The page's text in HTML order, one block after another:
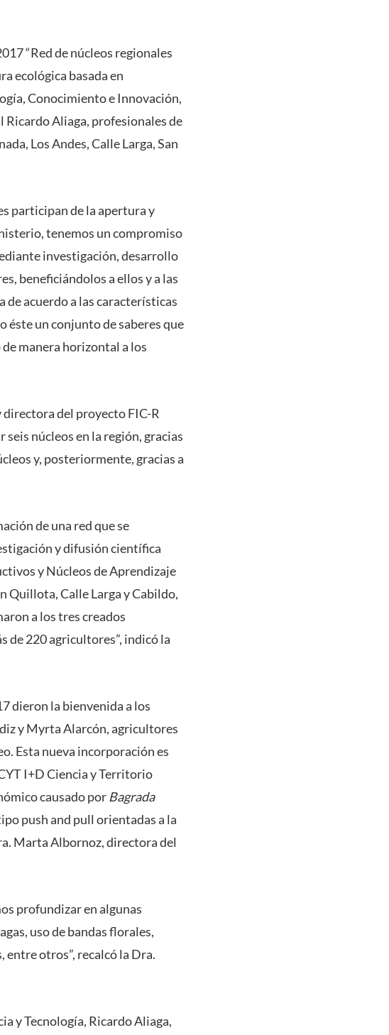
“Red de núcleos regionales
ecológica basada en
Conocimiento e Innovación,
Ricardo Aliaga, profesionales de
Los Andes, Calle Larga, San
participan de la apertura y
tenemos un compromiso
investigación, desarrollo
beneficiándolos a ellos y a las
de acuerdo a las características
éste un conjunto de saberes que
manera horizontal a los
directora del proyecto FIC-R
núcleos en la región, gracias
y, posteriormente, gracias a
de una red que se
y difusión científica
y Núcleos de Aprendizaje
Quillota, Calle Larga y Cabildo,
a los tres creados
de 220 agricultores”, indicó la
dieron la bienvenida a los
y Myrta Alarcón, agricultores
Esta nueva incorporación es
I+D Ciencia y Territorio
causado por Bagrada
push and pull orientadas a la
Marta Albornoz, directora del
profundizar en algunas
uso de bandas florales,
otros”, recalcó la Dra.
y Tecnología, Ricardo Aliaga,